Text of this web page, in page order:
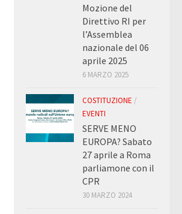
Mozione del
Direttivo RI per
l’Assemblea
nazionale del 06
aprile 2025
6 MARZO 2025
COSTITUZIONE /
EVENTI
SERVE MENO
EUROPA? Sabato
27 aprile a Roma
parliamone con il
CPR
30 MARZO 2024